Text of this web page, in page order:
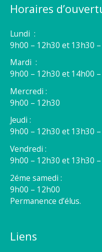
Horaires
Lundi :
9h00 – 12h30 et 13h30
Mardi :
9h00 – 12h30 et 14h00
Mercredi :
9h00 – 12h30
Jeudi :
9h00 – 12h30 et 13h30
Vendredi :
9h00 – 12h30 et 13h30
2éme samedi :
9h00 – 12h00
Permanence d’élus.
Liens